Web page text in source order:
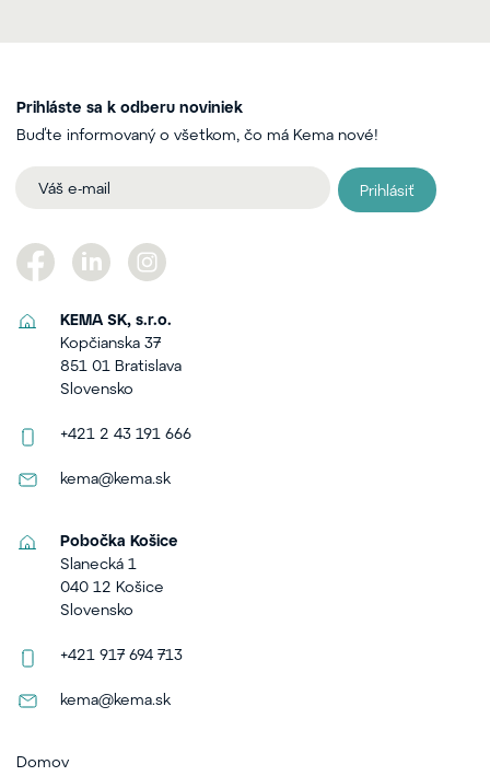
Prihláste sa k odberu noviniek
Buďte informovaný o všetkom, čo má Kema nové!
Prihlásiť
KEMA SK, s.r.o.
Kopčianska 37
851 01 Bratislava
Slovensko
+421 2 43 191 666
kema@kema.sk
Pobočka Košice
Slanecká 1
040 12 Košice
Slovensko
+421 917 694 713
kema@kema.sk
Domov